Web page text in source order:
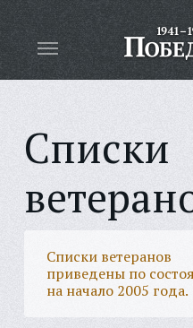
Списки
Списки ветеранов
приведены по
на начало 2005 года.